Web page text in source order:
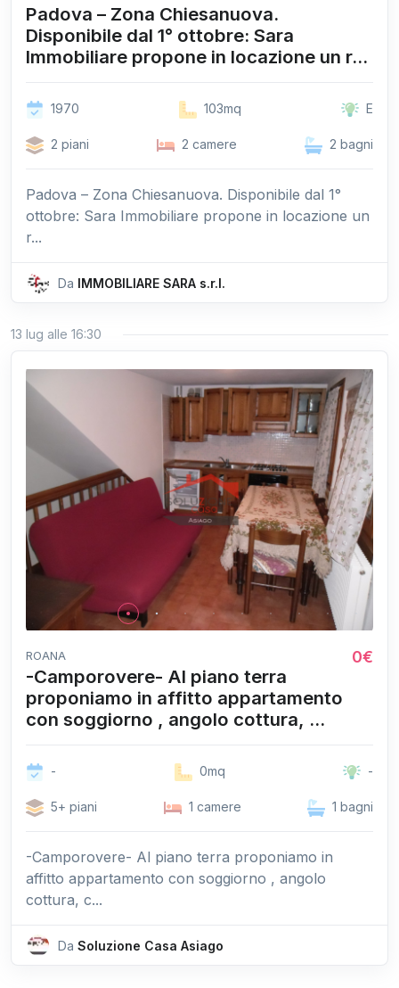
Padova – Zona Chiesanuova.
Disponibile dal 1° ottobre: Sara
Immobiliare propone in locazione un r...
1970 103mq E
2 piani 2 camere 2 bagni
Padova – Zona Chiesanuova. Disponibile dal 1°
ottobre: Sara Immobiliare propone in locazione un
r...
Da IMMOBILIARE SARA s.r.l.
13 lug alle 16:30
ROANA 0€
-Camporovere- Al piano terra
proponiamo in affitto appartamento
con soggiorno , angolo cottura, ...
- 0mq -
5+ piani 1 camere 1 bagni
-Camporovere- Al piano terra proponiamo in
affitto appartamento con soggiorno , angolo
cottura, c...
Da Soluzione Casa Asiago